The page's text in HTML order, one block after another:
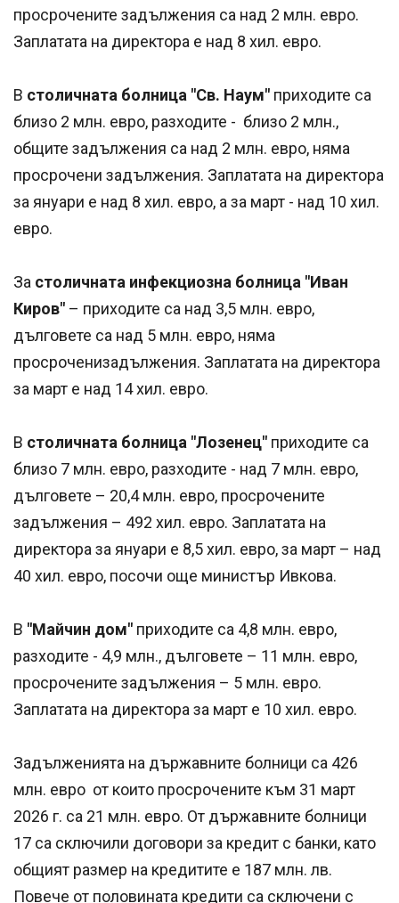
просрочените задължения са над 2 млн. евро.
Заплатата на директора е над 8 хил. евро.
В столичната болница "Св. Наум" приходите са
близо 2 млн. евро, разходите - близо 2 млн.,
общите задължения са над 2 млн. евро, няма
просрочени задължения. Заплатата на директора
за януари е над 8 хил. евро, а за март - над 10 хил.
евро.
За столичната инфекциозна болница "Иван
Киров" – приходите са над 3,5 млн. евро,
дълговете са над 5 млн. евро, няма
просроченизадължения. Заплатата на директора
за март е над 14 хил. евро.
В столичната болница "Лозенец" приходите са
близо 7 млн. евро, разходите - над 7 млн. евро,
дълговете – 20,4 млн. евро, просрочените
задължения – 492 хил. евро. Заплатата на
директора за януари е 8,5 хил. евро, за март – над
40 хил. евро, посочи още министър Ивкова.
В "Майчин дом" приходите са 4,8 млн. евро,
разходите - 4,9 млн., дълговете – 11 млн. евро,
просрочените задължения – 5 млн. евро.
Заплатата на директора за март е 10 хил. евро.
Задълженията на държавните болници са 426
млн. евро от които просрочените към 31 март
2026 г. са 21 млн. евро. От държавните болници
17 са сключили договори за кредит с банки, като
общият размер на кредитите е 187 млн. лв.
Повече от половината кредити са сключени с